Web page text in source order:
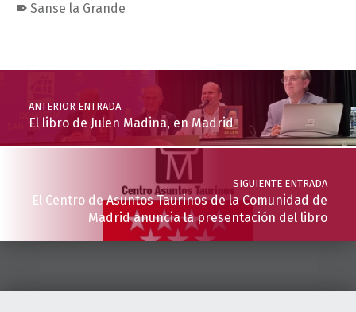
Sanse la Grande
Navegación de entradas
ANTERIOR ENTRADA
El libro de Julen Madina, en Madrid
SIGUIENTE ENTRADA
El Centro de Asuntos Taurinos de la Comunidad de
Madrid anuncia la presentación del libro